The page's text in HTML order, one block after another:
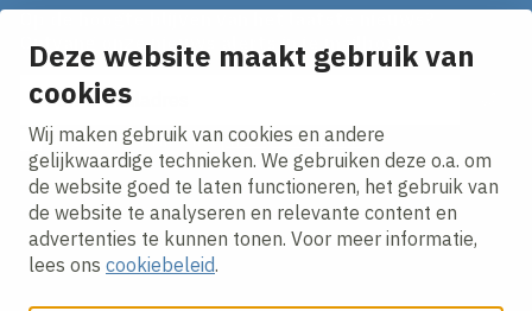
Deze website maakt gebruik van
cookies
Wij maken gebruik van cookies en andere
gelijkwaardige technieken. We gebruiken deze o.a. om
de website goed te laten functioneren, het gebruik van
de website te analyseren en relevante content en
advertenties te kunnen tonen. Voor meer informatie,
lees ons cookiebeleid.
Ontvang onze nieuws alerts in je mailbox!
E-mailadres
Ik ga akkoord met hetprivacy statement.